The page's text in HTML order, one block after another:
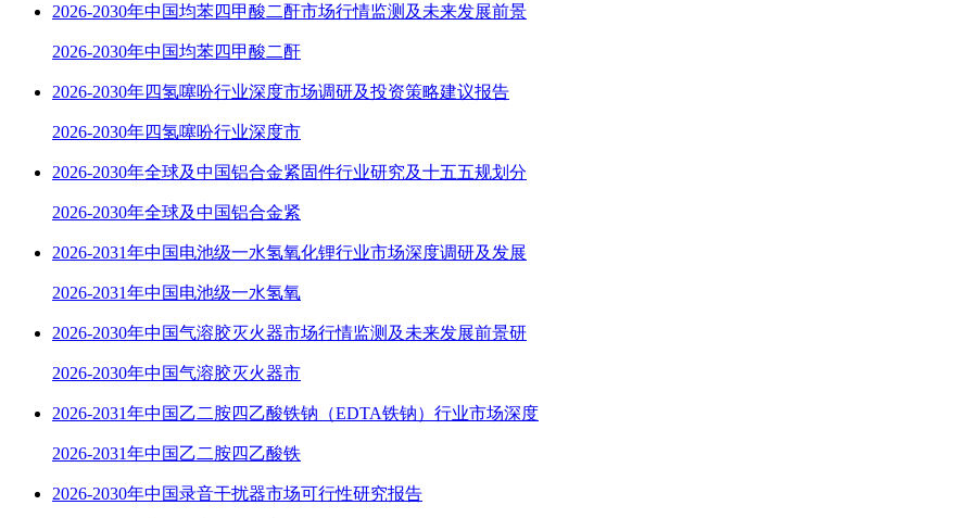
2026-2030年中国均苯四甲酸二酐市场行情监测及未来发展前景
2026-2030年中国均苯四甲酸二酐
2026-2030年四氢噻吩行业深度市场调研及投资策略建议报告
2026-2030年四氢噻吩行业深度市
2026-2030年全球及中国铝合金紧固件行业研究及十五五规划分
2026-2030年全球及中国铝合金紧
2026-2031年中国电池级一水氢氧化锂行业市场深度调研及发展
2026-2031年中国电池级一水氢氧
2026-2030年中国气溶胶灭火器市场行情监测及未来发展前景研
2026-2030年中国气溶胶灭火器市
2026-2031年中国乙二胺四乙酸铁钠（EDTA铁钠）行业市场深度
2026-2031年中国乙二胺四乙酸铁
2026-2030年中国录音干扰器市场可行性研究报告